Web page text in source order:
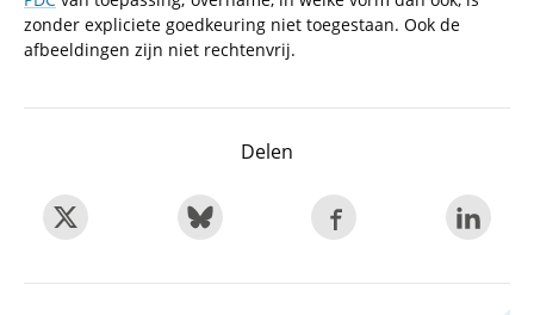
zonder expliciete goedkeuring niet toegestaan. Ook de
afbeeldingen zijn niet rechtenvrij.
Delen